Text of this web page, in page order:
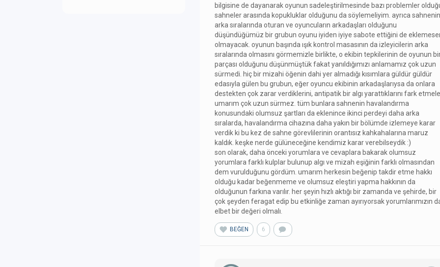
bilgisine de dayanarak oyunun sadeleştirilmesinde bazı problemler
sahneler arasında kopukluklar olduğunu da söylemeliyim. ayrıca sahnenin
arka sıralarında oturan ve oyuncuların arkadaşları olduğunu
düşündüğümüz bir grubun oyunu iyiden iyiye sabote ettiğini de
olmayacak. oyunun başında ışık kontrol masasının da izleyicilerin arka
sıralarında olmasını görmemizle birlikte, o ekibin tepkilerinin de oyunun
parçası olduğunu düşünmüştük fakat yanıldığımızı anlamamız çok uzun
sürmedi. hiç bir mizahi öğenin dahi yer almadığı kısımlara güldür güldür
edasıyla gülen bu grubun, eğer oyuncu ekibinin arkadaşlarıysa da onlara
destekten çok zarar verdiklerini, antipatik bir algı yarattıklarını fark
umarım çok uzun sürmez. tüm bunlara sahnenin havalandırma
konusundaki olumsuz şartları da eklenince ikinci perdeyi daha arka
sıralarda, havalandırma cihazına daha yakın bir bölümde izlemeye karar
verdik ki bu kez de sahne görevlilerinin orantısız kahkahalarına maruz
kaldık. keşke nerde gülüneceğine kendimiz karar verebilseydik :)
son olarak, daha önceki yorumlara ve cevaplara bakarak olumsuz
yorumlara farklı kulplar bulunup algı ve mizah eşiğinin farklı olmasından
dem vurulduğunu gördüm. umarım herkesin beğenip takdir etme hakkı
olduğu kadar beğenmeme ve olumsuz eleştiri yapma hakkının da
olduğunun farkına varılır. her şeyin hızlı aktığı bir zamanda ve şehirde, bir
çok şeyden feragat edip bu etkinliğe zaman ayırıyorsak yorumlarımızın
elbet bir değeri olmalı.
BEĞEN 6